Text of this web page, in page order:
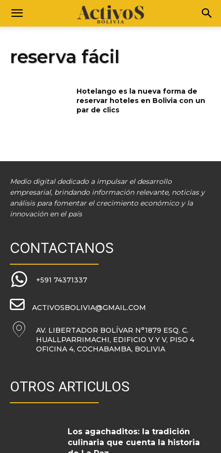
reserva fácil
Hotelango es la nueva forma de
reservar hoteles en Bolivia con un
par de clics
Medio digital dedicado a impulsar el desarrollo
empresarial, brindando información relevante, noticias y
análisis para fomentar el crecimiento económico y la
innovación en el país
CONTACTANOS
+591 74371337
ACTIVOSBOLIVIA@GMAIL.COM
AV. LIBERTADOR BOLÍVAR N°1879 ESQ. C.
HUALLPARRIMACHI, EDIFICIO V Y V, PISO 4
OFICINA 4, COCHABAMBA, BOLIVIA
OTROS ARTICULOS
Los agachaditos: la tradición
culinaria que cuenta la historia